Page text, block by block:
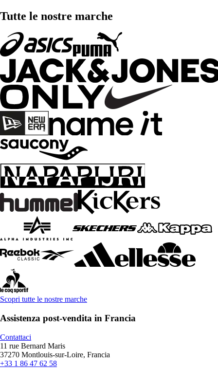
Tutte le nostre marche
Scopri tutte le nostre marche
Assistenza post-vendita in Francia
Contattaci
11 rue Bernard Maris
37270 Montlouis-sur-Loire, Francia
+33 1 86 47 62 58